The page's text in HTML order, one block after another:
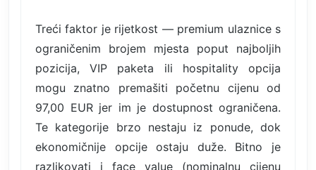
Treći faktor je rijetkost — premium ulaznice s
ograničenim brojem mjesta poput najboljih
pozicija, VIP paketa ili hospitality opcija
mogu znatno premašiti početnu cijenu od
97,00 EUR jer im je dostupnost ograničena.
Te kategorije brzo nestaju iz ponude, dok
ekonomičnije opcije ostaju duže. Bitno je
razlikovati i face value (nominalnu cijenu